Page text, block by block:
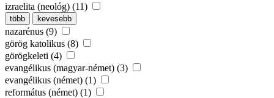
izraelita (neológ) (11)
több kevesebb
nazarénus (9)
görög katolikus (8)
görögkeleti (4)
evangélikus (magyar-német) (3)
evangélikus (német) (1)
református (német) (1)